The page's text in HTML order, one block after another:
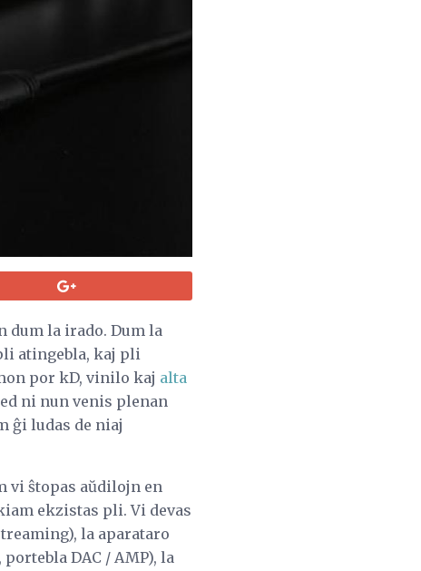
dum la irado. Dum la
atingebla, kaj pli
por kD, vinilo kaj alta
ni nun venis plenan
ĝi ludas de niaj
vi ŝtopas aŭdilojn en
ekzistas pli. Vi devas
la aparataro
DAC / AMP), la